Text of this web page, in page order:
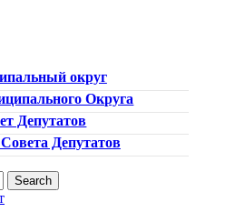
округ
Округа
Депутатов
Депутатов
Search